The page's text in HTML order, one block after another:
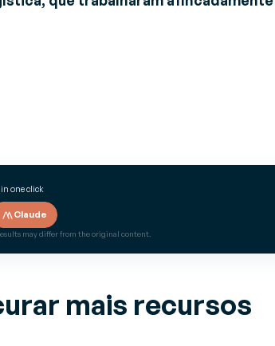
one click
Claude
may differ from the original content.
mais recursos